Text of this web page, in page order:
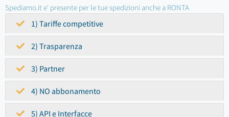
Spediamo.it e' presente per le tue spedizioni anche a RONTA
1) Tariffe competitive
2) Trasparenza
3) Partner
4) NO abbonamento
5) API e Interfacce